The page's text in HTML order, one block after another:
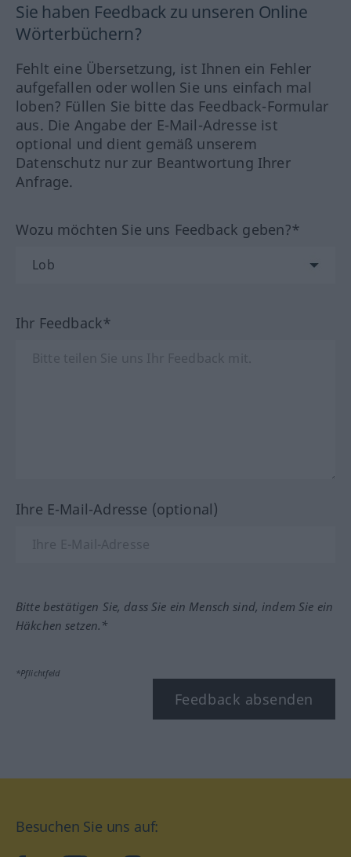
Sie haben Feedback zu unseren Online
Wörterbüchern?
Fehlt eine Übersetzung, ist Ihnen ein Fehler
aufgefallen oder wollen Sie uns einfach mal
loben? Füllen Sie bitte das Feedback-Formular
aus. Die Angabe der E-Mail-Adresse ist
optional und dient gemäß unserem
Datenschutz nur zur Beantwortung Ihrer
Anfrage.
Wozu möchten Sie uns Feedback geben?*
Ihr Feedback*
Ihre E-Mail-Adresse (optional)
Bitte bestätigen Sie, dass Sie ein Mensch sind, indem Sie ein
Häkchen setzen.*
*Pflichtfeld
Feedback absenden
Besuchen Sie uns auf: